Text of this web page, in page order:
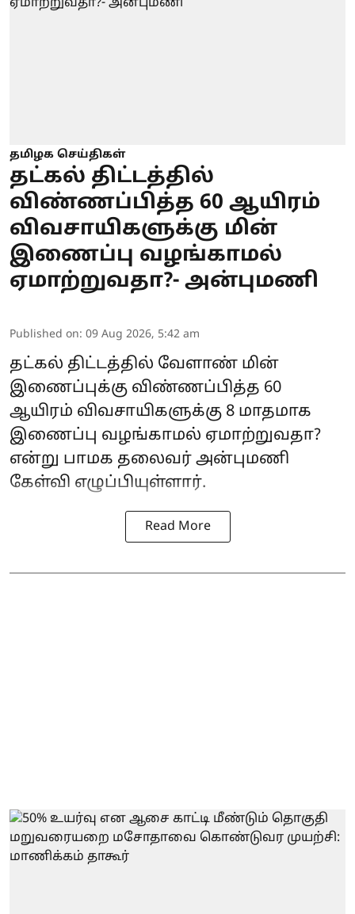
தமிழக செய்திகள்
தட்கல் திட்டத்தில்
விண்ணப்பித்த 60 ஆயிரம்
விவசாயிகளுக்கு மின்
இணைப்பு வழங்காமல்
ஏமாற்றுவதா?- அன்புமணி
Published on: 09 Aug 2026, 5:42 am
தட்கல் திட்டத்தில் வேளாண் மின்
இணைப்புக்கு விண்ணப்பித்த 60
ஆயிரம் விவசாயிகளுக்கு 8 மாதமாக
இணைப்பு வழங்காமல் ஏமாற்றுவதா?
என்று பாமக தலைவர் அன்புமணி
கேள்வி எழுப்பியுள்ளார்.
Read More